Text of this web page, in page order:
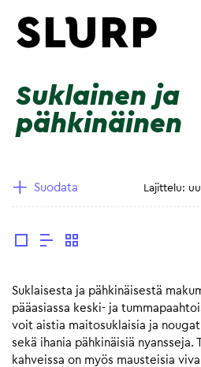
Suklainen ja
pähkinäinen
Suodata
Suklaisesta ja pähkinäisestä
pääasiassa keski- ja
voit aistia maitosuklaisia ja
sekä ihania pähkinäisiä nyansseja.
kahveissa on myös mausteisia